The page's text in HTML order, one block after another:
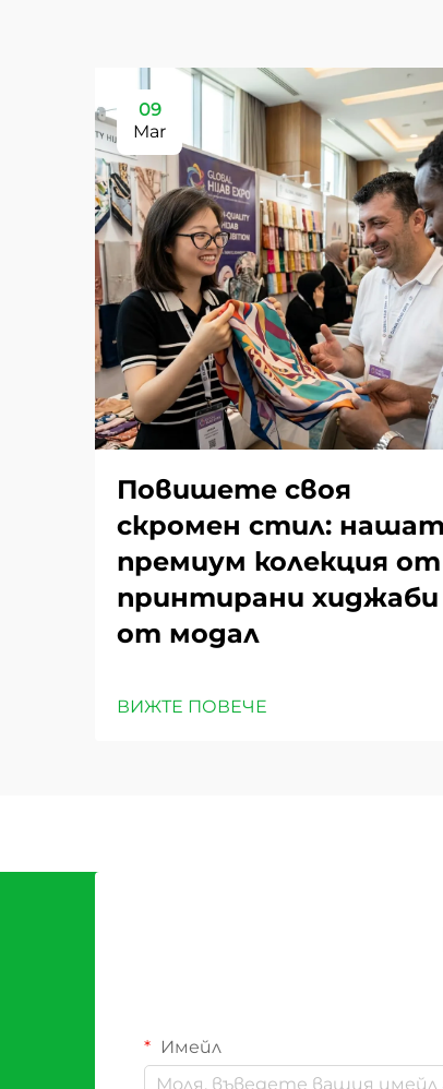
09
Mar
Повишете своя
скромен стил:
премиум колекция от
принтирани хиджаби
от модал
ВИЖТЕ ПОВЕЧЕ
Имейл